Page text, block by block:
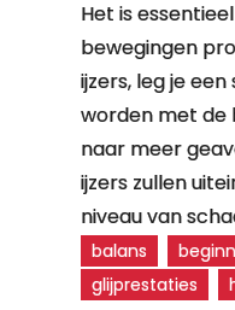
Het is
bewegingen
ijzers, leg je
worden met de
naar meer
ijzers zullen
niveau van
balans
glijprestaties